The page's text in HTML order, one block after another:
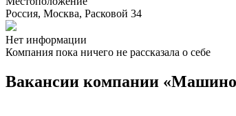
Россия, Москва, Расковой 34
Нет информации
Компания пока ничего не рассказала о себе
Вакансии компании